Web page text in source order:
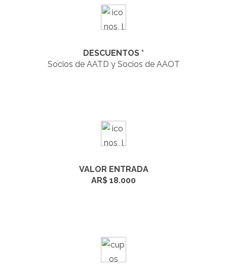
DESCUENTOS *
Socios de AATD y Socios de AAOT
VALOR ENTRADA
AR$ 18.000